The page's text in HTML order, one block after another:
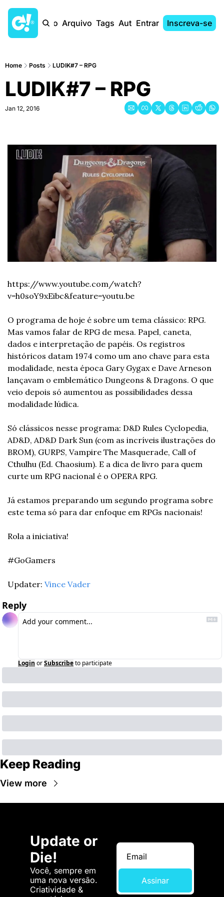
Início Arquivo Tags AutoresEntrar Inscreva-se
Home Posts LUDIK#7 – RPG
LUDIK#7 – RPG
Jan 12, 2016
https://www.youtube.com/watch?
v=h0soY9xEibc&feature=youtu.be
O programa de hoje é sobre um tema clássico: RPG.
Mas vamos falar de RPG de mesa. Papel, caneta,
dados e interpretação de papéis. Os registros
históricos datam 1974 como um ano chave para esta
modalidade, nesta época Gary Gygax e Dave Arneson
lançavam o emblemático Dungeons & Dragons. O que
veio depois só aumentou as possibilidades dessa
modalidade lúdica.
Só clássicos nesse programa: D&D Rules Cyclopedia,
AD&D, AD&D Dark Sun (com as incríveis ilustrações do
BROM), GURPS, Vampire The Masquerade, Call of
Cthulhu (Ed. Chaosium). E a dica de livro para quem
curte um RPG nacional é o OPERA RPG.
Já estamos preparando um segundo programa sobre
este tema só para dar enfoque em RPGs nacionais!
Rola a iniciativa!
#GoGamers
Updater: Vince Vader
Reply
Login orSubscribeto participate
Keep Reading
View more
Update or
Die!
Você, sempre em
uma nova versão.
Criatividade &
Assinar